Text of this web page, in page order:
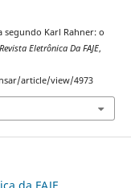
segundo Karl Rahner: o
Eletrônica Da FAJE,
article/view/4973